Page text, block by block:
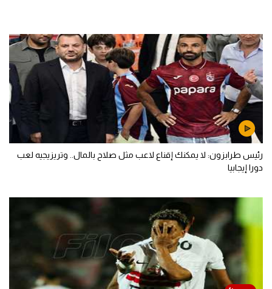
رئيس طرابزون: لا يمكنك إقناع لاعب مثل صلاح بالمال.. وتريزيجيه لعب
دورا إيجابيا